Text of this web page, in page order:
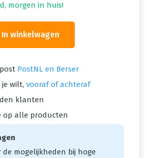
morgen in huis!
In winkelwagen
PostNL en Berser
wilt, vooraf of achteraf
klanten
op alle producten
mogelijkheden bij hoge